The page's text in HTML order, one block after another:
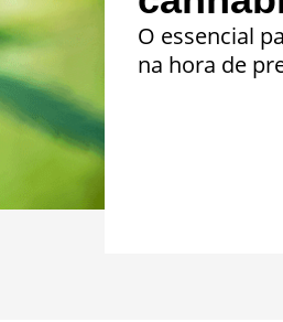
O essencial
na hora de